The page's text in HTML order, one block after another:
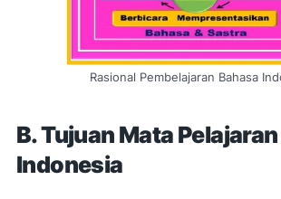
Rasional Pembelajaran Bahasa
B. Tujuan Mata
Indonesia